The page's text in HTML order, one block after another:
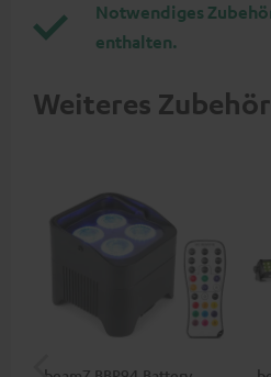
Notwendiges
enthalten.
Weiteres Zubehör